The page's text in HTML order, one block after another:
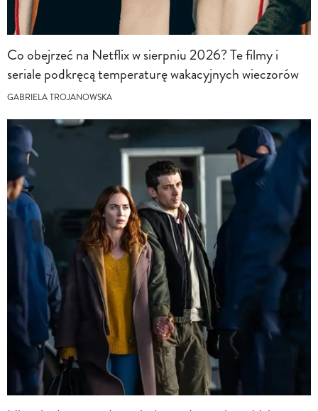
Co obejrzeć na Netflix w sierpniu 2026? Te filmy i
seriale podkręcą temperaturę wakacyjnych wieczorów
GABRIELA TROJANOWSKA